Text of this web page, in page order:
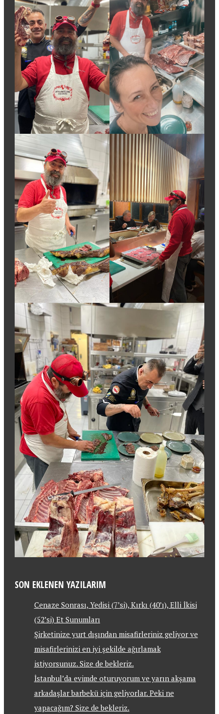
SON EKLENEN YAZILARIM
Cenaze Sonrası, Yedisi (7’si), Kırkı (40’ı), Elli İkisi
(52’si) Et Sunumları
Şirketinize yurt dışından misafirleriniz geliyor ve
misafirlerinizi en iyi şekilde ağırlamak
istiyorsunuz. Size de bekleriz.
İstanbul’da evimde oturuyorum ve yarın akşama
arkadaşlar barbekü için geliyorlar. Peki ne
yapacağım? Size de bekleriz.